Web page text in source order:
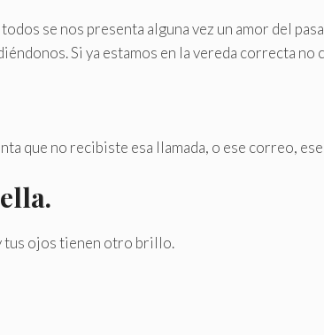
se nos presenta alguna vez un amor del
Si ya estamos en la vereda correcta no
que no recibiste esa llamada, o ese correo,
tus ojos tienen otro brillo.